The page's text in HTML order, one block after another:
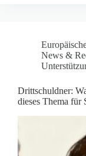
News &
Drittschuldner:
dieses Thema für